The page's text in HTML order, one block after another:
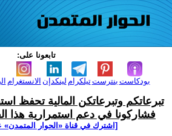
تابعونا على:
الانستغرام لينكدإن تيلكرامبنترست بودكاست
تبرعاتكم وتبرعاتكن المالية تحفظ
فشاركونا في دعم استمرارية هذا
[اشترك في قناة ‫«الحوار المتمدن»